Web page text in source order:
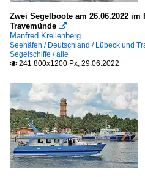
Zwei Segelboote am 26.06.2022 im
Travemünde 
Manfred Krellenberg
Seehäfen / Deutschland / Lübeck und
Segelschiffe / alle
 241 800x1200 Px, 29.06.2022